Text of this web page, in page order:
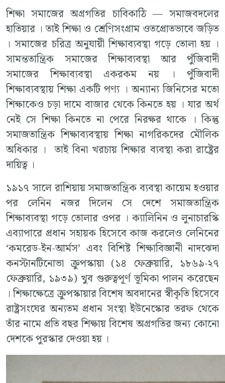
শিক্ষা সমাজের অগ্রগতির চাবিকাঠি — সমাজবদলের
হাতিয়ার । তাই শিক্ষা ও শ্রেণিসংগ্রাম ওতপ্রোতভাবে জড়িত
। সমাজের চরিত্র অনুযায়ী শিক্ষাব্যবস্থা গড়ে তোলা হয় ।
সামন্ততান্ত্রিক সমাজের শিক্ষাব্যবস্থা আর পুঁজিবাদী
সমাজের শিক্ষাব্যবস্থা একরকম নয় । পুঁজিবাদী
শিক্ষাব্যবস্থায় শিক্ষা একটি পণ্য । অন্যান্য জিনিসের মতো
শিক্ষাকেও চড়া দামে বাজার থেকে কিনতে হয় । যার অর্থ
নেই সে শিক্ষা কিনতে না পেরে নিরক্ষর থাকে । কিন্তু
সমাজতান্ত্রিক শিক্ষাব্যবস্থায় শিক্ষা নাগরিকদের মৌলিক
অধিকার । তাই বিনা খরচায় শিক্ষার ব্যবস্থা করা রাষ্ট্রের
দায়িত্ব ।
১৯১৭ সালে রাশিয়ায় সমাজতান্ত্রিক ব্যবস্থা কায়েম হওয়ার
পর লেনিন নজর দিলেন সে দেশে সমাজতান্ত্রিক
শিক্ষাব্যবস্থা গড়ে তোলার ওপর । ক্যালিনিন ও লুনাচারস্কি
এব্যাপারে প্রধান সহায়ক হিসেবে কাজ করলেও লেনিনের
‘কমরেড-ইন-আর্মস’ এবং বিশিষ্ট শিক্ষাবিজ্ঞানী নাদঝেদা
কনস্টানটিনোভা ক্রুপস্কায়া (১৪ ফেব্রুয়ারি, ১৮৬৯-২৭
ফেব্রুয়ারি, ১৯৩৯) খুব গুরুত্বপূর্ণ ভূমিকা পালন করেছেন
। শিক্ষাক্ষেত্রে ক্রুপস্কায়ার বিশেষ অবদানের স্বীকৃতি হিসেবে
রাষ্ট্রসংঘের অন্যতম প্রধান সংস্থা ইউনেস্কোর তরফ থেকে
তাঁর নামে প্রতি বছর শিক্ষায় বিশেষ অগ্রগতির জন্য কোনো
দেশকে পুরস্কার দেওয়া হয় ।